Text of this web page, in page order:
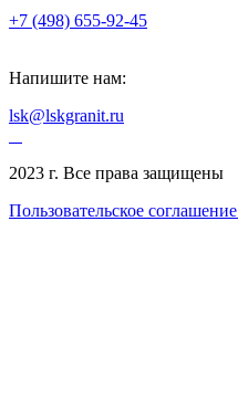
+7 (498) 655-92-45
Напишите нам:
lsk@lskgranit.ru
2023 г. Все права защищены
Пользовательское соглашение